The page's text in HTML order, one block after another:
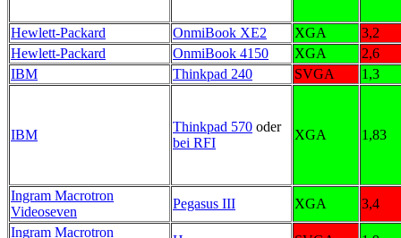
Hewlett-Packard OnmiBook XE2 XGA
3,2
Hewlett-Packard
OnmiBook 4150 XGA
2,6
IBM
Thinkpad 240 SVGA 1,3
IBM
Thinkpad 570 oder
bei RFI
XGA 1,83
Ingram Macrotron
Videoseven
Pegasus III XGA
3,4
Ingram Macrotron